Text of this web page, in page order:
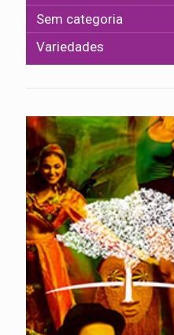
Sem categoria
Variedades